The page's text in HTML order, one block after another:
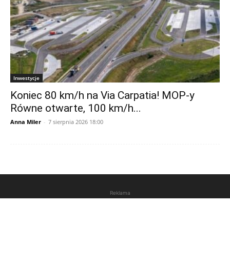
Inwestycje
Koniec 80 km/h na Via Carpatia! MOP-y
Równe otwarte, 100 km/h...
Anna Miler - 7 sierpnia 2026 18:00
Reklama